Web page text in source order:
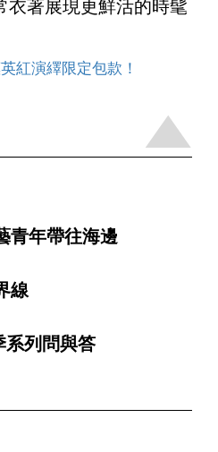
衣著展現更鮮活的時髦
紅演繹限定包款！
青年帶往海邊
線
系列問與答